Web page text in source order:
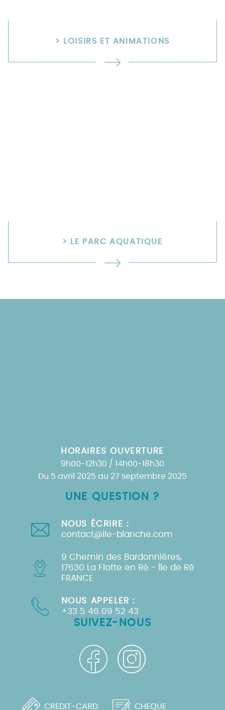
> LOISIRS ET ANIMATIONS
> LE PARC AQUATIQUE
UNE QUESTION ?
NOUS ÉCRIRE :
contact@ile-blanche.com
9 Chemin des Bardonnières,
17630 La Flotte en Ré - Île de Ré
FRANCE
NOUS APPELER :
+33 5 46 09 52 43
HORAIRES OUVERTURE
9h00-12h30 / 14h00-18h30
Du 5 avril 2025 au 27 septembre 2025
SUIVEZ-NOUS
CREDIT-CARD CHEQUE